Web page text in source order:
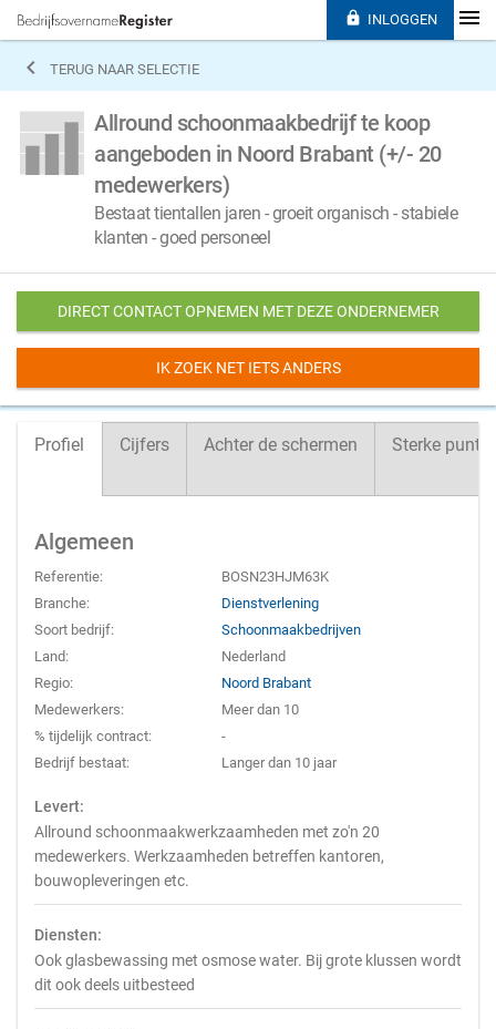
 TERUG NAAR SELECTIE
Allround schoonmaakbedrijf te koop
aangeboden in Noord Brabant (+/- 20
medewerkers)
Bestaat tientallen jaren - groeit organisch - stabiele
klanten - goed personeel
DIRECT CONTACT OPNEMEN MET DEZE ONDERNEMER
IK ZOEK NET IETS ANDERS
Profiel Cijfers Achter de schermen Sterke
Algemeen
Referentie:
BOSN23HJM63K
Branche:
Dienstverlening
Soort bedrijf:
Schoonmaakbedrijven
Land:
Nederland
Regio:
Noord Brabant
Medewerkers:
Meer dan 10
% tijdelijk contract:
-
Bedrijf bestaat:
Langer dan 10 jaar
Levert:
Allround schoonmaakwerkzaamheden met zo'n 20
medewerkers. Werkzaamheden betreffen kantoren,
bouwopleveringen etc.
Diensten:
Ook glasbewassing met osmose water. Bij grote klussen wordt
dit ook deels uitbesteed
 INLOGGEN